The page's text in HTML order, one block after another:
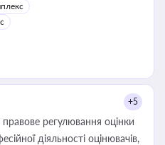
+5
регулювання оцінки
діяльності оцінювачів,